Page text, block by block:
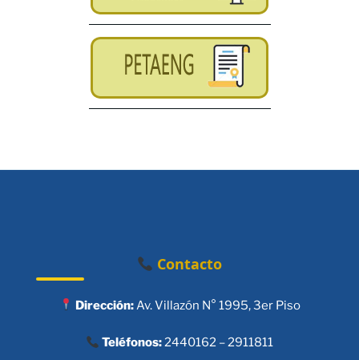
Contacto
Dirección:Av. Villazón N° 1995, 3er Piso
Teléfonos:2440162 – 2911811